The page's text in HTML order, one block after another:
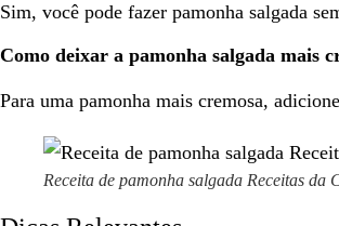
Sim, você pode fazer pamonha salgada
Como deixar a pamonha salgada mais
Para uma pamonha mais cremosa,
Receita de pamonha salgada Receitas da